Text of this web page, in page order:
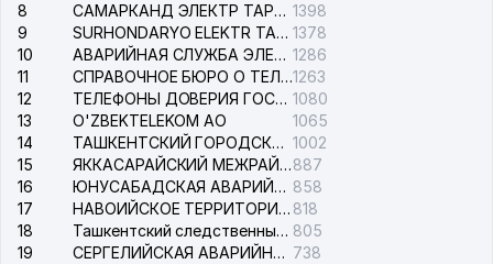
8
САМАРКАНД ЭЛЕКТР ТАРМОКЛАРИ АО 1398
9
SURHONDARYO ELEKTR TARMOKLARI АО 1378
10
АВАРИЙНАЯ СЛУЖБА ЭЛЕКТРОСЕТИ ТАШКЕНТСКОГО РАЙОНА 1286
11
СПРАВОЧНОЕ БЮРО О ТЕЛЕФОНАХ ОРГАНИЗАЦИЙ г. ТАШКЕНТА1263
12
ТЕЛЕФОНЫ ДОВЕРИЯ ГОСУДАРСТВЕННОГО ЦЕНТРА ТЕСТИРОВАНИЯ 1080
13
O'ZBEKTELEKOM АО
1065
14
ТАШКЕНТСКИЙ ГОРОДСКОЙ СУД ПО ГРАЖДАНСКИМ ДЕЛАМ 1002
15
ЯККАСАРАЙСКИЙ МЕЖРАЙОННЫЙ СУД ПО ГРАЖДАНСКИМ ДЕЛАМ887
16
ЮНУСАБАДСКАЯ АВАРИЙНАЯ СЛУЖБА ЭЛЕКТРОСЕТИ 858
17
НАВОИЙСКОЕ ТЕРРИТОРИАЛЬНОЕ ПРЕДПРИЯТИЕ ЭЛЕКТРОСЕТИ АО 818
18
Ташкентский следственный изолятор 805
19
СЕРГЕЛИЙСКАЯ АВАРИЙНАЯ СЛУЖБА ЭЛЕКТРОСЕТИ 738